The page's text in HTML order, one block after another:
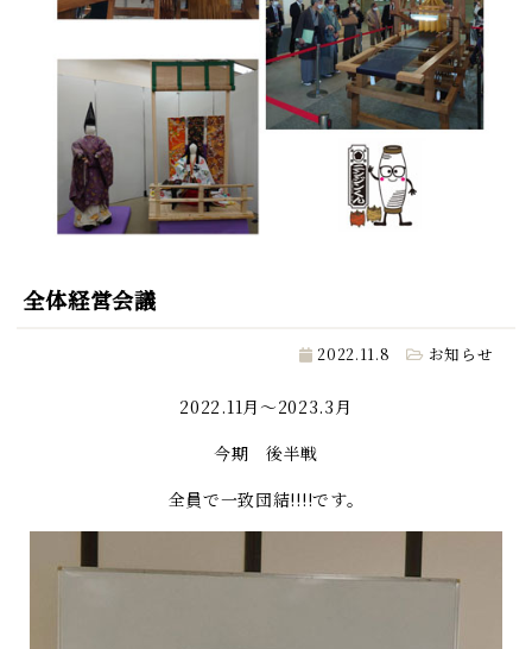
全体経営会議
2022.11.8 お知らせ
2022.11月～2023.3月
今期 後半戦
全員で一致団結!!!!です。